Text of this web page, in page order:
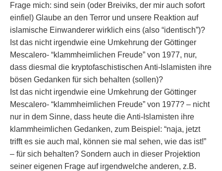
Frage mich: sind sein (oder Breiviks, der mir auch sofort
einfiel) Glaube an den Terror und unsere Reaktion auf
islamische Einwanderer wirklich eins (also “identisch”)?
Ist das nicht irgendwie eine Umkehrung der Göttinger
Mescalero- “klammheimlichen Freude” von 1977, nur,
dass diesmal die kryptofaschistischen Anti-Islamisten ihre
bösen Gedanken für sich behalten (sollen)?
Ist das nicht irgendwie eine Umkehrung der Göttinger
Mescalero- “klammheimlichen Freude” von 1977? – nicht
nur in dem Sinne, dass heute die Anti-Islamisten ihre
klammheimlichen Gedanken, zum Beispiel: “naja, jetzt
trifft es sie auch mal, können sie mal sehen, wie das ist!”
– für sich behalten? Sondern auch in dieser Projektion
seiner eigenen Frage auf irgendwelche anderen, z.B.